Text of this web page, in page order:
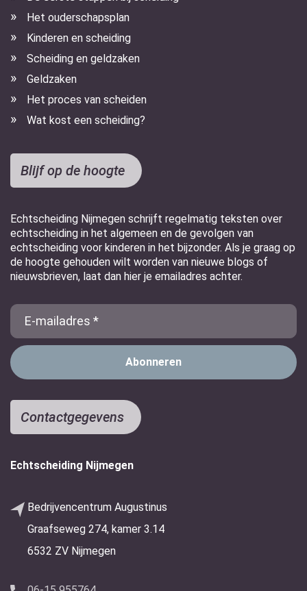
Het ouderschapsplan
Kinderen en scheiding
Scheiding en geldzaken
Geldzaken
Het proces van scheiden
Wat kost een scheiding?
Blijf op de hoogte
Echtscheiding Nijmegen schrijft regelmatig teksten over
echtscheiding in het algemeen en de gevolgen van
echtscheiding voor kinderen in het bijzonder. Als je graag op
de hoogte gehouden wilt worden van nieuwe blogs of
nieuwsbrieven, laat dan hier je emailadres achter.
E-
Mail
Contactgegevens
Echtscheiding Nijmegen
Bedrijvencentrum Augustinus
Graafseweg 274, kamer 3.14
6532 ZV Nijmegen